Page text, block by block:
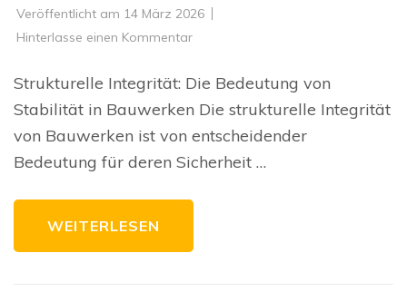
Veröffentlicht am 14 März 2026
Hinterlasse einen Kommentarzu
der
strukturellen
in
Bauindustrie
Strukturelle Integrität: Die Bedeutung von
Stabilität in Bauwerken Die strukturelle Integrität
von Bauwerken ist von entscheidender
Bedeutung für deren Sicherheit …
WEITERLESEN